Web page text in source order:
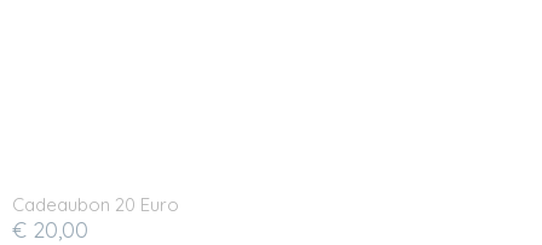
Cadeaubon 20 Euro
€ 20,00